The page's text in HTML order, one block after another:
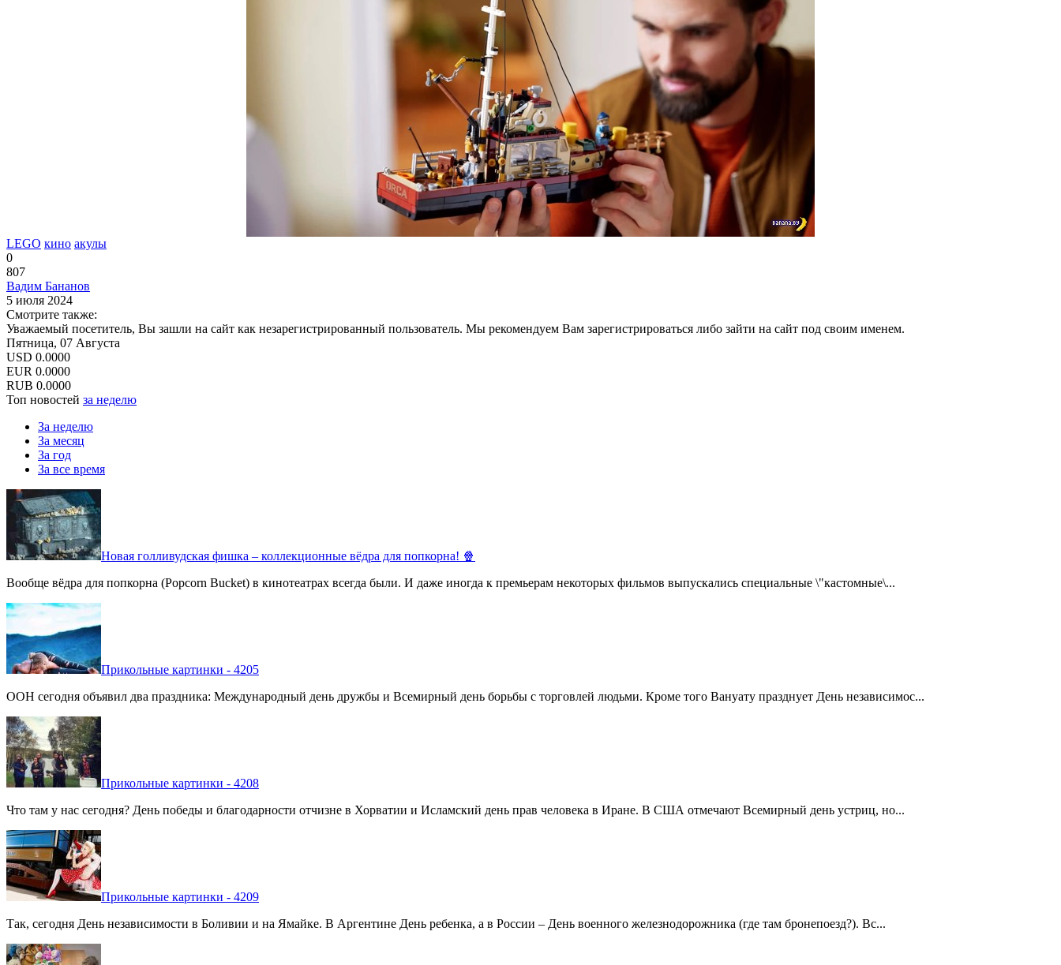
LEGO кино акулы
0
807
Вадим Бананов
5 июля 2024
Смотрите также:
Уважаемый посетитель, Вы зашли на сайт как незарегистрированный пользователь. Мы рекомендуем Вам зарегистрироваться либо зайти на сайт под своим именем.
Пятница, 07 Августа
USD 0.0000
EUR 0.0000
RUB 0.0000
Топ новостей за неделю
За неделю
За месяц
За год
За все время
Новая голливудская фишка – коллекционные вёдра для попкорна! 🍿
Вообще вёдра для попкорна (Popcorn Bucket) в кинотеатрах всегда были. И даже иногда к премьерам некоторых фильмов выпускались специальные \"кастомные\...
Прикольные картинки - 4205
ООН сегодня объявил два праздника: Международный день дружбы и Всемирный день борьбы с торговлей людьми. Кроме того Вануату празднует День независимос...
Прикольные картинки - 4208
Что там у нас сегодня? День победы и благодарности отчизне в Хорватии и Исламский день прав человека в Иране. В США отмечают Всемирный день устриц, но...
Прикольные картинки - 4209
Так, сегодня День независимости в Боливии и на Ямайке. В Аргентине День ребенка, а в России – День военного железнодорожника (где там бронепоезд?). Вс...